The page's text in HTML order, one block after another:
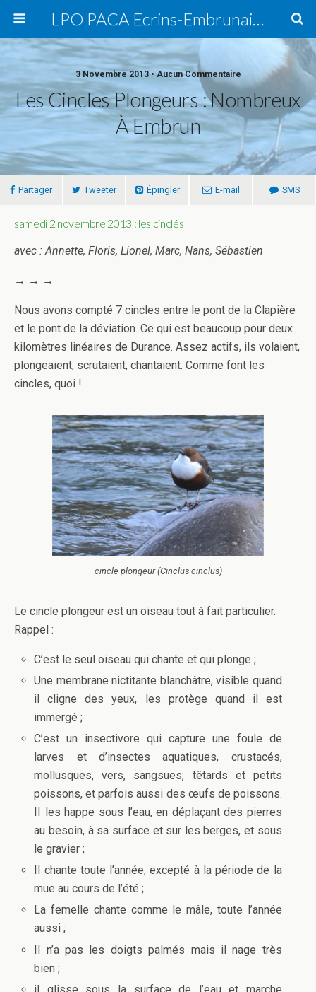
LPO PACA Ecrins-Embrunais, groupe local
3 Novembre 2013 • Aucun Commentaire
Les Cincles Plongeurs : Nombreux
À Embrun
Partager Tweeter Épingler E-mail SMS
samedi 2 novembre 2013 : les cinclés
avec : Annette, Floris, Lionel, Marc, Nans, Sébastien
→ → →
Nous avons compté 7 cincles entre le pont de la Clapière
et le pont de la déviation. Ce qui est beaucoup pour deux
kilomètres linéaires de Durance. Assez actifs, ils volaient,
plongeaient, scrutaient, chantaient. Comme font les
cincles, quoi !
cincle plongeur (Cinclus cinclus)
Le cincle plongeur est un oiseau tout à fait particulier.
Rappel :
C’est le seul oiseau qui chante et qui plonge ;
Une membrane nictitante blanchâtre, visible quand
il cligne des yeux, les protège quand il est
immergé ;
C’est un insectivore qui capture une foule de
larves et d’insectes aquatiques, crustacés,
mollusques, vers, sangsues, têtards et petits
poissons, et parfois aussi des œufs de poissons.
II les happe sous l’eau, en déplaçant des pierres
au besoin, à sa surface et sur les berges, et sous
le gravier ;
Il chante toute l’année, excepté à la période de la
mue au cours de l’été ;
La femelle chante comme le mâle, toute l’année
aussi ;
Il n’a pas les doigts palmés mais il nage très
bien ;